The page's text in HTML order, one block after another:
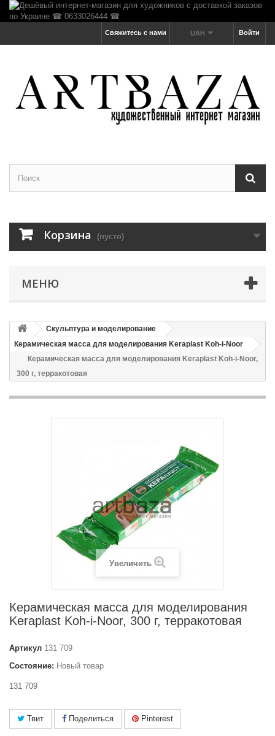
Войти
UAH
Свяжитесь с нами
Корзина (пусто)
МЕНЮ
Скульптура и моделирование
Керамическая масса для моделирования Keraplast Koh-i-Noor
Керамическая масса для моделирования Keraplast Koh-i-Noor,
300 г, терракотовая
Увеличить
Керамическая масса для моделирования
Keraplast Koh-i-Noor, 300 г, терракотовая
Артикул 131 709
Состояние: Новый товар
131 709
Твит Поделиться Pinterest